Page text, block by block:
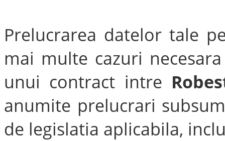
Prelucrarea datelor tale
mai multe cazuri
unui contract intre
anumite prelucrari
de legislatia aplicabila,